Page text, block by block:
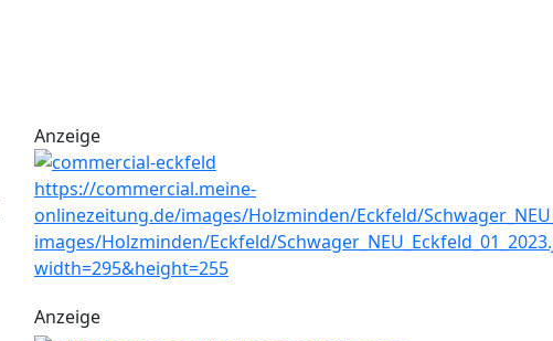
Anzeige
Anzeige